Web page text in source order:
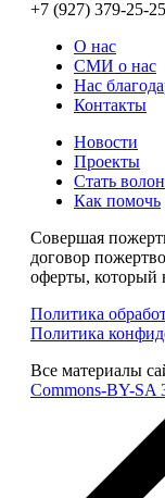
+7 (927) 379-25-25
О нас
СМИ о нас
Нас
Контакты
Новости
Проекты
Стать
Как помочь
Совершая
договор
оферты, который
Политика
Политика
Все материалы
Commons-BY-SA